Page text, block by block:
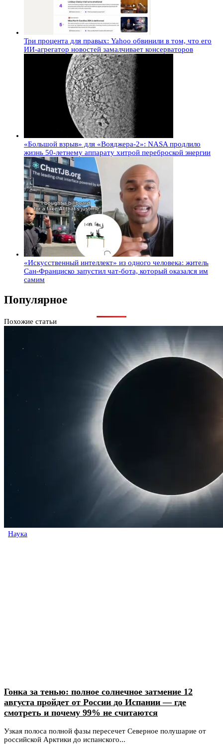
Три процента для правых: Yahoo обвинили в том, что его
ИИ-агрегатор новостей замалчивает консерваторов
«Большой взрыв» для «Вояджера-2»: NASA продлило
жизнь 50-летнему аппарату хитрой переброской энергии
«Искусственный интеллект» из одного человека: житель
Сан-Франциско запустил чат-бота, который оказался им
самим
Популярное
Похожие статьи
Наука
Гонка за тенью: полное солнечное затмение 12
августа пройдет от России до Испании — где
смотреть и почему 99% не считаются
Узкая полоса полной фазы пересечет Северное полушарие от
российской Арктики до испанского...